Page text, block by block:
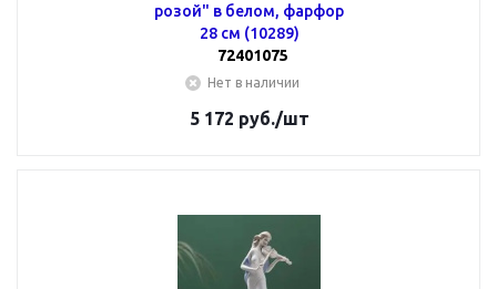
розой" в белом, фарфор
28 см (10289)
72401075
Нет в наличии
5 172 руб./шт